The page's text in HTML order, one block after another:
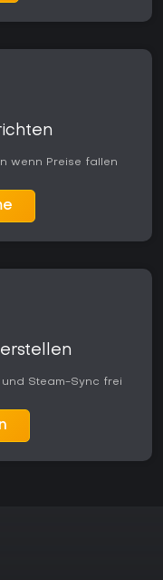
wenn Preise fallen
Steam-Sync frei